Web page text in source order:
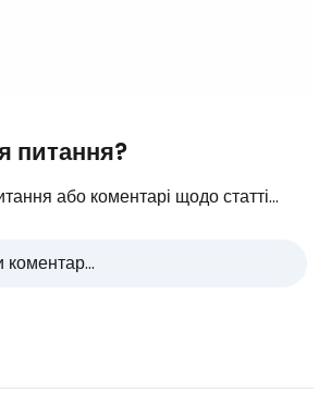
питання?
або коментарі щодо статті...
коментар...